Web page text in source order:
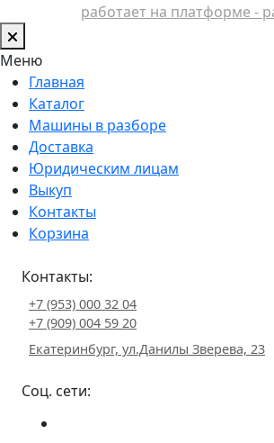
работает на платформе -
Меню
Главная
Каталог
Машины в разборе
Доставка
Юридическим лицам
Выкуп
Контакты
Корзина
Контакты:
+7 (953) 000 32 04
+7 (909) 004 59 20
Екатеринбург, ул.Данилы Зверева, 23
Соц. сети: